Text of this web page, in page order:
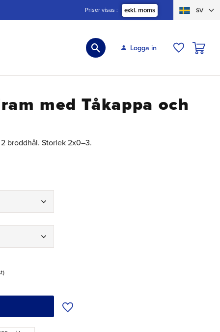
Priser visas exkl. moms SV
Logga in
med Tåkappa och
broddhål. Storlek 2x0–3.
Lägg till i önskelista